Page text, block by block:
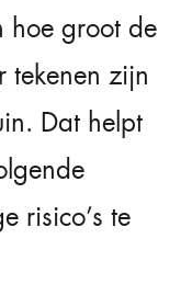
hoe groot de
tekenen zijn
Dat helpt
risico’s te